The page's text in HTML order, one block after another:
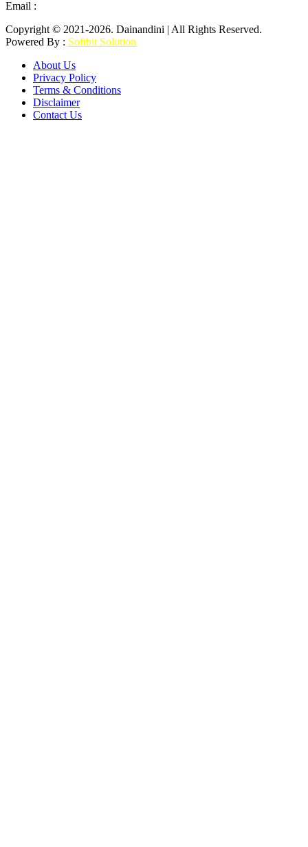
Email :
Copyright © 2021-2026. Dainandini | All Rights Reserved.
Powered By : Softbit Solution
About Us
Privacy Policy
Terms & Conditions
Disclaimer
Contact Us